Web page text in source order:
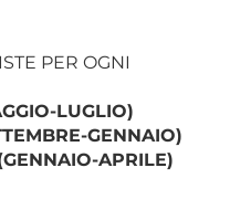
PER OGNI
LUGLIO)
GENNAIO)
APRILE)